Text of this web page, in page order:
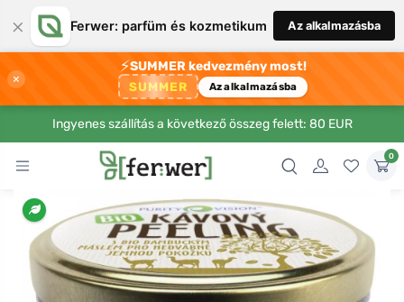
× Ferwer: parfüm és kozmetikum Az alkalmazásba
×
⚡SUMMER kedvezmény most!
SUMMER Az alkalmazásba
Ingyenes szállítás a következő összeg felett: 80 EUR
0